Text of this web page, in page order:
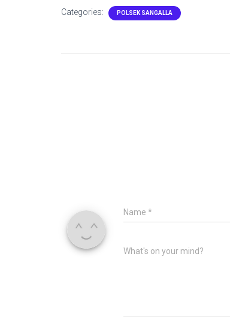
Categories: POLSEK SANGALLA
Name *
What's on your mind?